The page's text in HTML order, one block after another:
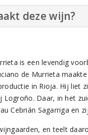
deze wijn?
is een levendig
de Murrieta
in Rioja. Hij liet
Logroño. Daar, in het
Cebrián Sagarriga en
en teelt